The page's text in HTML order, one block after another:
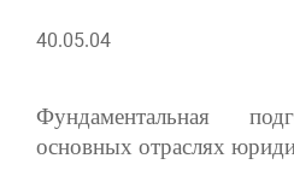
40.05.04
Фундаментальная
основных отраслях